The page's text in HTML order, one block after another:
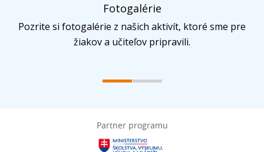
Fotogalérie
Pozrite si fotogalérie z našich aktivít, ktoré sme pre
žiakov a učiteľov pripravili.
Partner programu